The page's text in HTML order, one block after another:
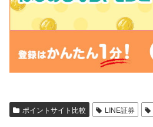
ポイントサイト比較 LINE証券